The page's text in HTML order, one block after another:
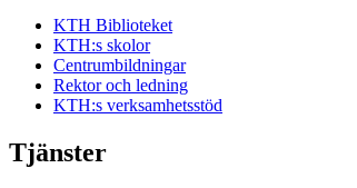
KTH Biblioteket
KTH:s skolor
Centrumbildningar
Rektor och ledning
KTH:s verksamhetsstöd
Tjänster